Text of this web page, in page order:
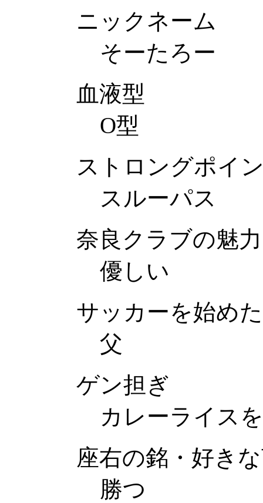
ニックネーム
そーたろー
血液型
O型
ストロングポイ
スルーパス
奈良クラブの魅力
優しい
サッカーを始め
父
ゲン担ぎ
カレーライス
座右の銘・好き
勝つ